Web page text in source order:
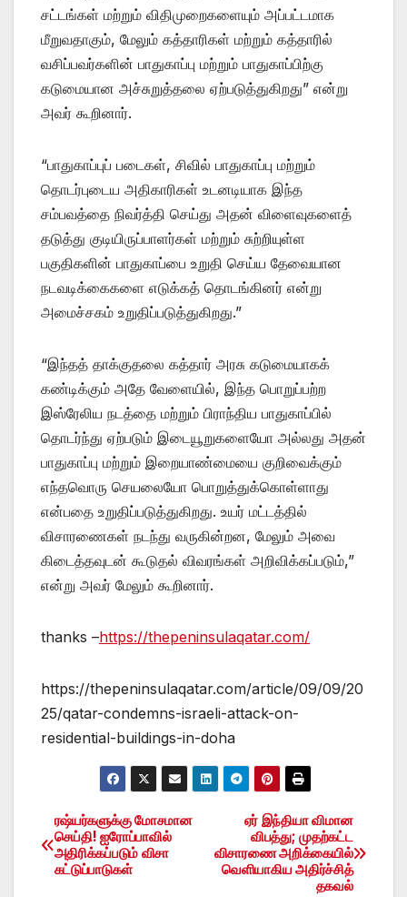
சட்டங்கள் மற்றும் விதிமுறைகளையும் அப்பட்டமாக
மீறுவதாகும், மேலும் கத்தாரிகள் மற்றும் கத்தாரில்
வசிப்பவர்களின் பாதுகாப்பு மற்றும் பாதுகாப்பிற்கு
கடுமையான அச்சுறுத்தலை ஏற்படுத்துகிறது” என்று
அவர் கூறினார்.
“பாதுகாப்புப் படைகள், சிவில் பாதுகாப்பு மற்றும்
தொடர்புடைய அதிகாரிகள் உடனடியாக இந்த
சம்பவத்தை நிவர்த்தி செய்து அதன் விளைவுகளைத்
தடுத்து குடியிருப்பாளர்கள் மற்றும் சுற்றியுள்ள
பகுதிகளின் பாதுகாப்பை உறுதி செய்ய தேவையான
நடவடிக்கைகளை எடுக்கத் தொடங்கினர் என்று
அமைச்சகம் உறுதிப்படுத்துகிறது.”
“இந்தத் தாக்குதலை கத்தார் அரசு கடுமையாகக்
கண்டிக்கும் அதே வேளையில், இந்த பொறுப்பற்ற
இஸ்ரேலிய நடத்தை மற்றும் பிராந்திய பாதுகாப்பில்
தொடர்ந்து ஏற்படும் இடையூறுகளையோ அல்லது அதன்
பாதுகாப்பு மற்றும் இறையாண்மையை குறிவைக்கும்
எந்தவொரு செயலையோ பொறுத்துக்கொள்ளாது
என்பதை உறுதிப்படுத்துகிறது. உயர் மட்டத்தில்
விசாரணைகள் நடந்து வருகின்றன, மேலும் அவை
கிடைத்தவுடன் கூடுதல் விவரங்கள் அறிவிக்கப்படும்,”
என்று அவர் மேலும் கூறினார்.
thanks –https://thepeninsulaqatar.com/
https://thepeninsulaqatar.com/article/09/09/20
25/qatar-condemns-israeli-attack-on-
residential-buildings-in-doha
Post
navigation
ஏர் இந்தியா விமான
விபத்து; முதற்கட்ட
விசாரணை அறிக்கையில்
வெளியாகிய அதிர்ச்சித்
தகவல்
ரஷ்யர்களுக்கு மோசமான
செய்தி! ஐரோப்பாவில்
அதிரிக்கப்படும் விசா
கட்டுப்பாடுகள்